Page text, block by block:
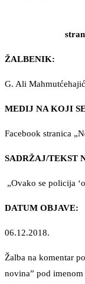
ŽALBENIK:
G. Ali Mahmutćehajić
MEDIJ NA KOJI
Facebook stranica
SADRŽAJ/TEKST
„Ovako se policija
DATUM OBJAVE:
06.12.2018.
Žalba na komentar
novina” pod